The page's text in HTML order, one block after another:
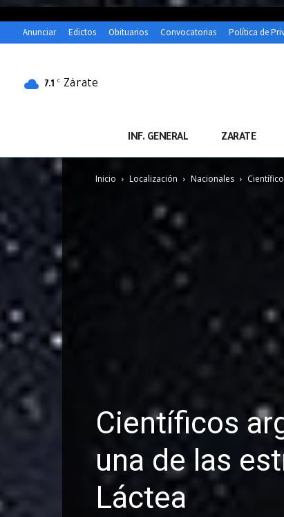
Anunciar Edictos Obituarios Convocatorias Política de
7.1 C Zárate
INF. GENERAL ZARATE
Inicio Localización Nacionales
Científicos
una de las
Láctea